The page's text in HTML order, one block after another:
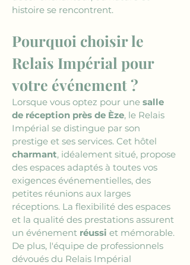
histoire se rencontrent.
Pourquoi choisir le
Relais Impérial pour
votre événement ?
Lorsque vous optez pour une salle
de réception près de Èze, le Relais
Impérial se distingue par son
prestige et ses services. Cet hôtel
charmant, idéalement situé, propose
des espaces adaptés à toutes vos
exigences événementielles, des
petites réunions aux larges
réceptions. La flexibilité des espaces
et la qualité des prestations assurent
un événement réussi et mémorable.
De plus, l'équipe de professionnels
dévoués du Relais Impérial